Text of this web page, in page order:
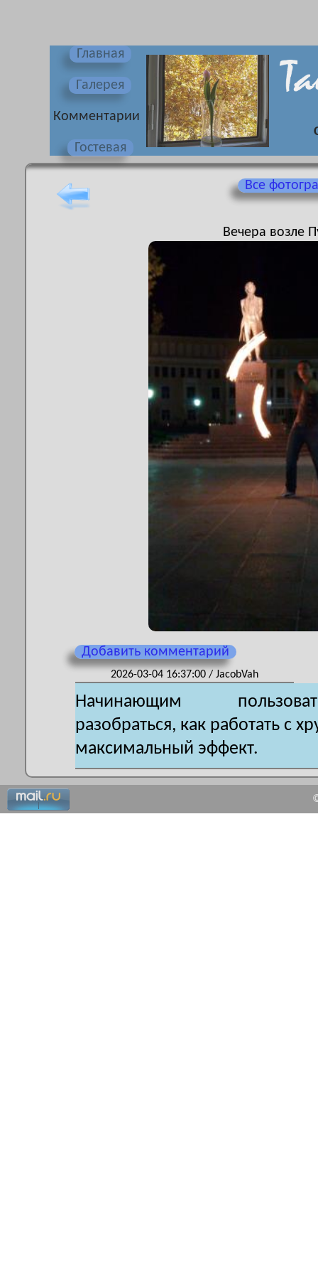
Главная
Галерея
Комментарии
Гостевая
Все
Вечера возле
Добавить комментарий
2026-03-04 16:37:00 / JacobVah
Начинающим
разобраться, как работать с
максимальный эффект.